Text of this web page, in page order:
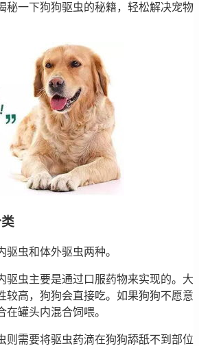
秘一下狗狗驱虫的秘籍，轻松解决宠物
虫和体外驱虫两种。
驱虫主要是通过口服药物来实现的。大
较高，狗狗会直接吃。如果狗狗不愿意
在罐头内混合饲喂。
则需要将驱虫药滴在狗狗舔舐不到部位